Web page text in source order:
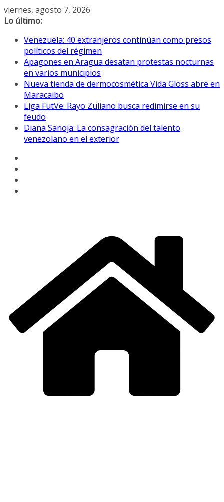
Saltar
al
viernes, agosto 7, 2026
Lo último:
Venezuela: 40 extranjeros continúan como presos
políticos del régimen
Apagones en Aragua desatan protestas nocturnas
en varios municipios
Nueva tienda de dermocosmética Vida Gloss abre en
Maracaibo
Liga FutVe: Rayo Zuliano busca redimirse en su
feudo
Diana Sanoja: La consagración del talento
venezolano en el exterior